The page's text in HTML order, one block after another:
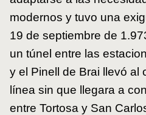
modernos y tuvo una
19 de septiembre de
un túnel entre las
y el Pinell de Brai llevó al
línea sin que llegara a
entre Tortosa y San